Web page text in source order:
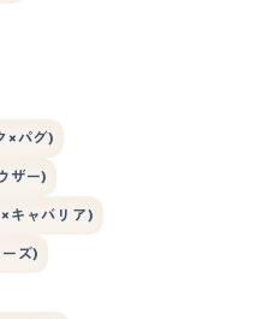
×パグ)
ザー)
キャバリア)
ズ)